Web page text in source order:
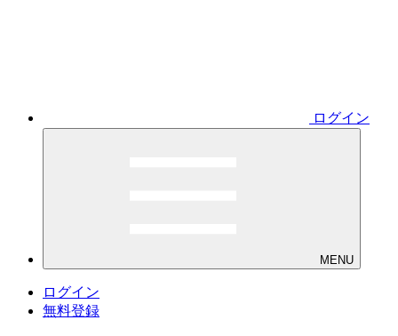
ログイン
MENU
ログイン
無料登録